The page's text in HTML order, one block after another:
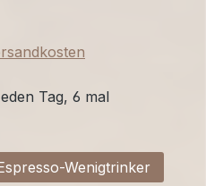
Tag, 6 mal
Wenigtrinker